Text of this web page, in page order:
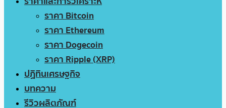
ราคา Bitcoin
ราคา Ethereum
ราคา Dogecoin
ราคา Ripple (XRP)
ปฏิทินเศรษฐกิจ
บทความ
รีวิวผลิตภัณฑ์